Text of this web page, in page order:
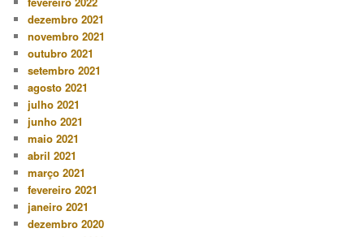
dezembro 2021
novembro 2021
outubro 2021
setembro 2021
agosto 2021
julho 2021
junho 2021
maio 2021
abril 2021
março 2021
fevereiro 2021
janeiro 2021
dezembro 2020